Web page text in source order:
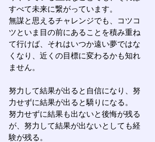
すべて未来に繋がっています。
無謀と思えるチャレンジでも、コツコ
ツといま目の前にあることを積み重ね
て行けば、それはいつか遠い夢ではな
くなり、近くの目標に変わるかも知れ
ません。
努力して結果が出ると自信になり、努
力せずに結果が出ると驕りになる。
努力せずに結果も出ないと後悔が残る
が、努力して結果が出ないとしても経
験が残る。